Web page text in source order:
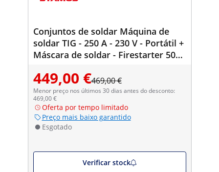
Conjuntos de soldar Máquina de
soldar TIG - 250 A - 230 V - Portátil +
Máscara de soldar - Firestarter 500 -
449,00 €469,00 €
Menor preço nos últimos 30 dias antes do desconto:
469,00 €
Oferta por tempo limitado
Preço mais baixo garantido
Esgotado
Verificar stock